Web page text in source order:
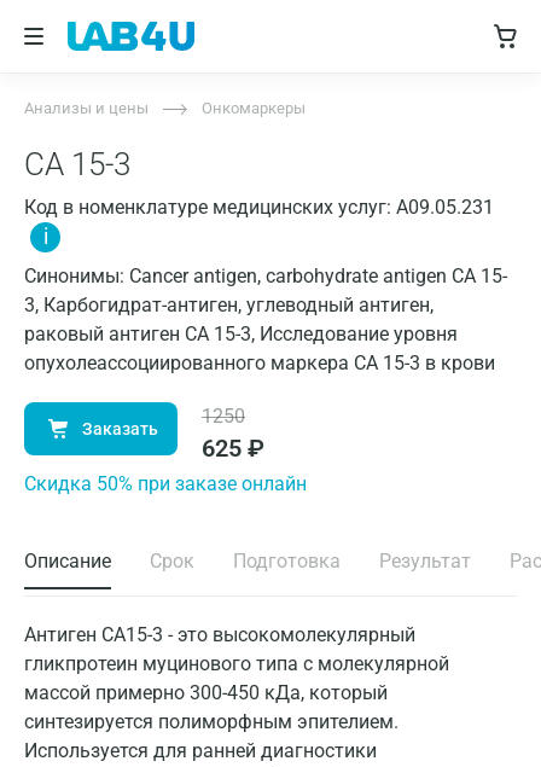
Анализы и цены Онкомаркеры
СА 15-3
Код в номенклатуре медицинских услуг: A09.05.231
i
Синонимы: Cancer antigen, carbohydrate antigen CA 15-
3, Карбогидрат-антиген, углеводный антиген,
раковый антиген СА 15-3, Исследование уровня
опухолеассоциированного маркера CA 15-3 в крови
Заказать
1250
625 ₽
Cкидка 50% при заказе онлайн
Описание Срок Подготовка Результат
Антиген СА15-3 - это высокомолекулярный
гликпротеин муцинового типа с молекулярной
массой примерно 300-450 кДа, который
синтезируется полиморфным эпителием.
Используется для ранней диагностики